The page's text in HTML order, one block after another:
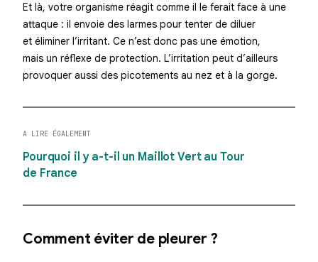
Et là, votre organisme réagit comme il le ferait face à une
attaque : il envoie des larmes pour tenter de diluer
et éliminer l’irritant. Ce n’est donc pas une émotion,
mais un réflexe de protection. L’irritation peut d’ailleurs
provoquer aussi des picotements au nez et à la gorge.
A LIRE ÉGALEMENT
Pourquoi il y a-t-il un Maillot Vert au Tour
de France
Comment éviter de pleurer ?